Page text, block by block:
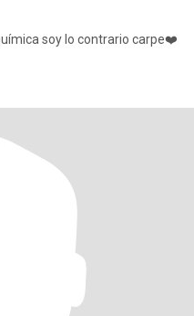
soy lo contrario carpe❤️